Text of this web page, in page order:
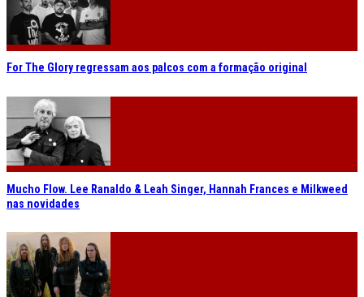
For The Glory regressam aos palcos com a formação original
Mucho Flow. Lee Ranaldo & Leah Singer, Hannah Frances e Milkweed
nas novidades